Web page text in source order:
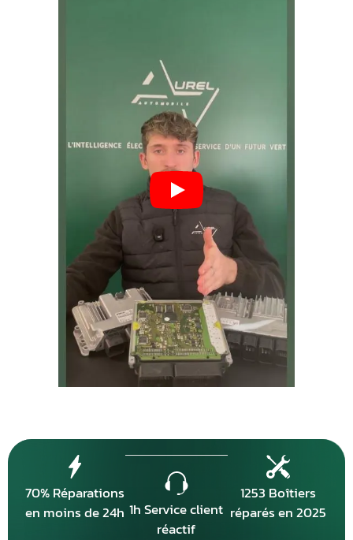
70% Réparations
en moins de 24h 1h Service client
réactif
1253 Boîtiers
réparés en 2025